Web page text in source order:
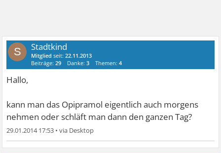
S Stadtkind
Mitglied seit:22.11.2013
Beiträge:29 Danke:3 Themen:4
Hallo,
kann man das Opipramol eigentlich auch morgens
nehmen oder schläft man dann den ganzen Tag?
29.01.2014 17:53 •